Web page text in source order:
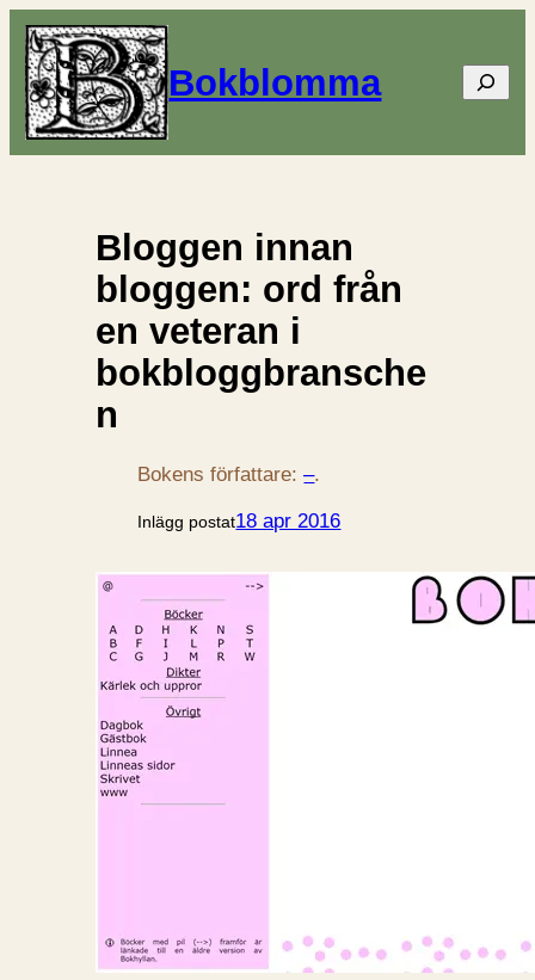
Bokblomma Sök
Bloggen innan
bloggen: ord från
en veteran i
bokbloggbransche
n
Bokens författare:–.
Inlägg postat18 apr 2016